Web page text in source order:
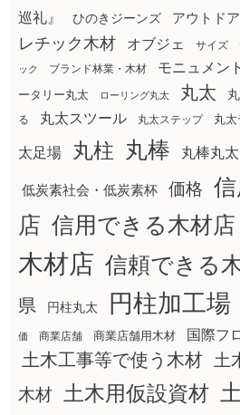
巡礼』
ひのきジーンズ アウトドア
レチック木材
オブジェ サイズ
ック ブランド林業・木材 モニュメント
ータリー丸太
ローリング丸太 丸太
る
丸太スツール 丸太ステップ 丸太
太足場 丸柱 丸棒 丸棒丸太
低炭素社会・低炭素杯 価格
店 信用できる木材店
木材店 信頼できる
県
円柱丸太 円柱加工場
価 商業店舗 商業店舗用木材 国際フ
土木工事等で使う木材
土
木材
土木用仮設資材